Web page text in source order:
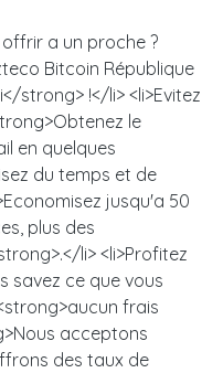
offrir a un proche ?
Bitcoin République
strong> !</li> <li>Evitez
le
en quelques
du temps et de
jusqu'a 50
plus des
li> <li>Profitez
savez ce que vous
frais
acceptons
des taux de